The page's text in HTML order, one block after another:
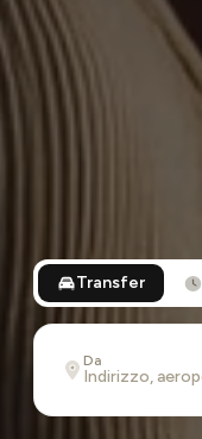
Transfer
Da